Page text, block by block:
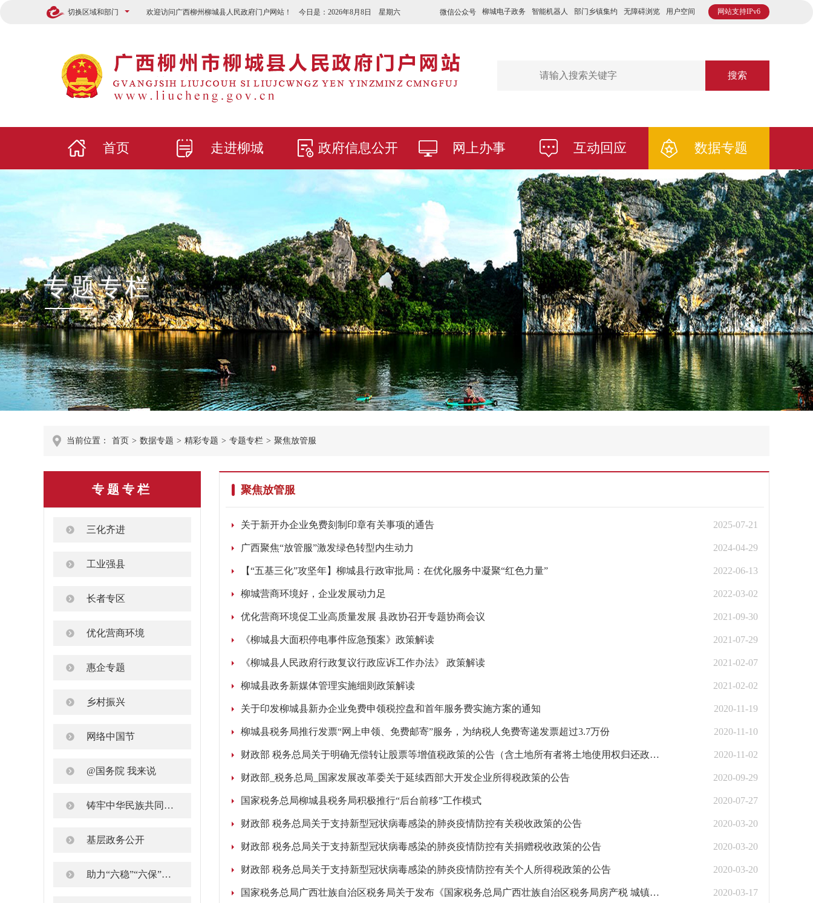
切换区域和部门 网站支持IPv6
微信公众号 柳城电子政务 智能机器人 部门乡镇集约 无障碍浏览 用户空间
欢迎访问广西柳州柳城县人民政府门户网站！ 今日是： 2026年8月8日 星期六
搜索
首页 走进柳城 政府信息公开 网上办事 互动回应 数据专题
专题专栏
当前位置： 首页 > 数据专题 > 精彩专题 > 专题专栏 > 聚焦放管服
专题专栏
三化齐进
工业强县
长者专区
优化营商环境
惠企专题
乡村振兴
网络中国节
@国务院 我来说
铸牢中华民族共同体意识
基层政务公开
助力“六稳”“六保”工作任务
聚焦放管服
2025-07-21
关于新开办企业免费刻制印章有关事项的通告
2024-04-29
广西聚焦“放管服”激发绿色转型内生动力
2022-06-13
【“五基三化”攻坚年】柳城县行政审批局：在优化服务中凝聚“红色力量”
2022-03-02
柳城营商环境好，企业发展动力足
2021-09-30
优化营商环境促工业高质量发展 县政协召开专题协商会议
2021-07-29
《柳城县大面积停电事件应急预案》政策解读
2021-02-07
《柳城县人民政府行政复议行政应诉工作办法》 政策解读
2021-02-02
柳城县政务新媒体管理实施细则政策解读
2020-11-19
关于印发柳城县新办企业免费申领税控盘和首年服务费实施方案的通知
2020-11-10
柳城县税务局推行发票“网上申领、免费邮寄”服务，为纳税人免费寄递发票超过3.7万份
2020-11-02
财政部 税务总局关于明确无偿转让股票等增值税政策的公告（含土地所有者将土地使用权归还政府）
2020-09-29
财政部_税务总局_国家发展改革委关于延续西部大开发企业所得税政策的公告
2020-07-27
国家税务总局柳城县税务局积极推行“后台前移”工作模式
2020-03-20
财政部 税务总局关于支持新型冠状病毒感染的肺炎疫情防控有关税收政策的公告
2020-03-20
财政部 税务总局关于支持新型冠状病毒感染的肺炎疫情防控有关捐赠税收政策的公告
2020-03-20
财政部 税务总局关于支持新型冠状病毒感染的肺炎疫情防控有关个人所得税政策的公告
2020-03-17
国家税务总局广西壮族自治区税务局关于发布《国家税务总局广西壮族自治区税务局房产税 城镇土地使用税困难减免管理办法》的公告